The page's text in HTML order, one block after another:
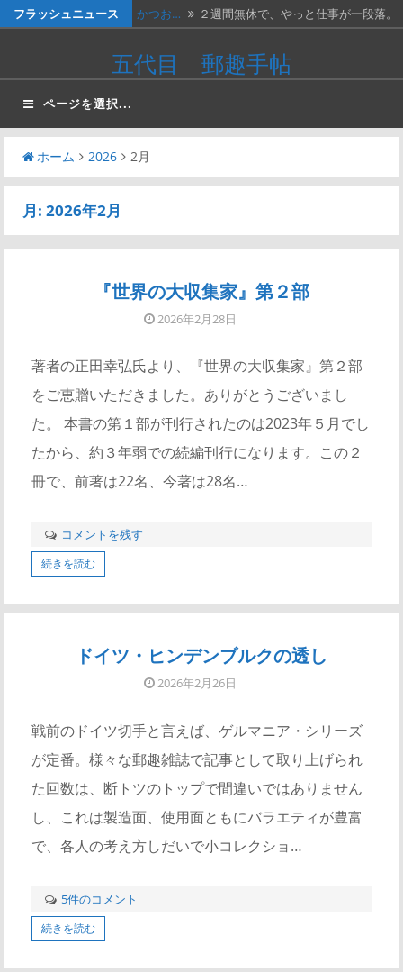
へ
キ
プ
フラッシュニュース かつお…
２週間無休で、やっと仕事が一段落。
画像は、北ベトナムが1966年に発…
料金収… 画像は、1990年代初頭に作ったリ…
かつお…
五代目 郵趣手帖
ページを選択...
ホーム 2026 2月
月: 2026年2月
『世界の大収集家』第２部
2026年2月28日
著者の正田幸弘氏より、『世界の大収集家』第２部
をご恵贈いただきました。ありがとうございまし
た。 本書の第１部が刊行されたのは2023年５月でし
たから、約３年弱での続編刊行になります。この２
冊で、前著は22名、今著は28名…
コメントを残す
続きを読む
ドイツ・ヒンデンブルクの透し
2026年2月26日
戦前のドイツ切手と言えば、ゲルマニア・シリーズ
が定番。様々な郵趣雑誌で記事として取り上げられ
た回数は、断トツのトップで間違いではありません
し、これは製造面、使用面ともにバラエティが豊富
で、各人の考え方しだいで小コレクショ…
5件のコメント
続きを読む